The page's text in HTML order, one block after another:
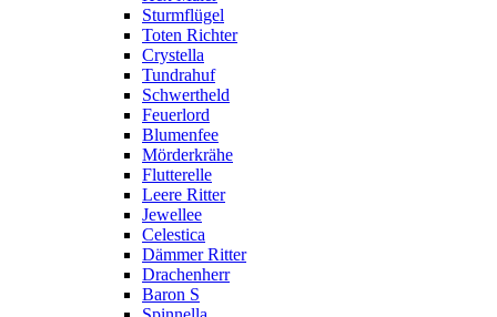
Sturmflügel
Toten Richter
Crystella
Tundrahuf
Schwertheld
Feuerlord
Blumenfee
Mörderkrähe
Flutterelle
Leere Ritter
Jewellee
Celestica
Dämmer Ritter
Drachenherr
Baron S